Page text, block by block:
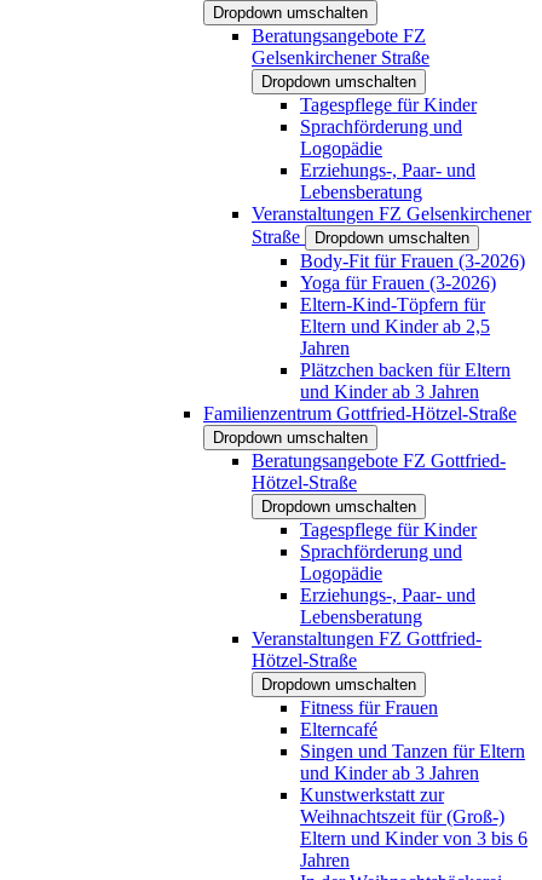
Dropdown umschalten
Beratungsangebote FZ
Gelsenkirchener Straße
Dropdown umschalten
Tagespflege für Kinder
Sprachförderung und
Logopädie
Erziehungs-, Paar- und
Lebensberatung
Veranstaltungen FZ Gelsenkirchener
Straße
Dropdown umschalten
Body-Fit für Frauen (3-2026)
Yoga für Frauen (3-2026)
Eltern-Kind-Töpfern für
Eltern und Kinder ab 2,5
Jahren
Plätzchen backen für Eltern
und Kinder ab 3 Jahren
Familienzentrum Gottfried-Hötzel-Straße
Dropdown umschalten
Beratungsangebote FZ Gottfried-
Hötzel-Straße
Dropdown umschalten
Tagespflege für Kinder
Sprachförderung und
Logopädie
Erziehungs-, Paar- und
Lebensberatung
Veranstaltungen FZ Gottfried-
Hötzel-Straße
Dropdown umschalten
Fitness für Frauen
Elterncafé
Singen und Tanzen für Eltern
und Kinder ab 3 Jahren
Kunstwerkstatt zur
Weihnachtszeit für (Groß-)
Eltern und Kinder von 3 bis 6
Jahren